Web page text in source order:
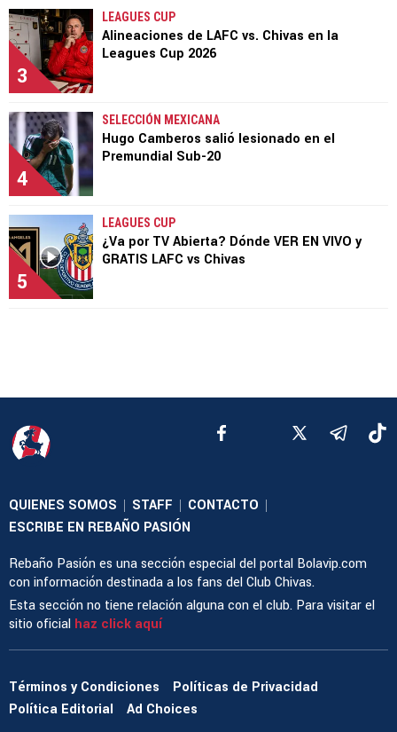
3
LEAGUES CUP
Alineaciones de LAFC vs. Chivas en la
Leagues Cup 2026
4
SELECCIÓN MEXICANA
Hugo Camberos salió lesionado en el
Premundial Sub-20
5
LEAGUES CUP
¿Va por TV Abierta? Dónde VER EN VIVO y
GRATIS LAFC vs Chivas
QUIENES SOMOS | STAFF | CONTACTO |
ESCRIBE EN REBAÑO PASIÓN
Rebaño Pasión es una sección especial del portal Bolavip.com
con información destinada a los fans del Club Chivas.
Esta sección no tiene relación alguna con el club. Para visitar el
sitio oficial haz click aquí
Términos y Condiciones
Políticas de Privacidad
Política Editorial
Ad Choices